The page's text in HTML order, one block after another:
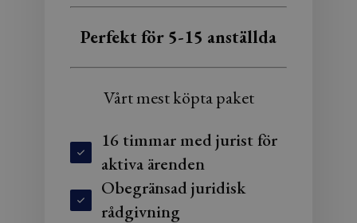
Perfekt för 5-15 anställda
Vårt mest köpta paket
16 timmar med jurist för
aktiva ärenden
Obegränsad juridisk
rådgivning